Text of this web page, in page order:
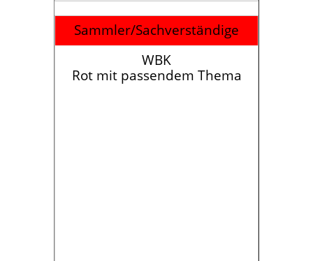
Sammler/Sachverständige
WBK
Rot mit passendem Thema